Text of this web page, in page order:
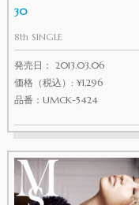
30
8th SINGLE
発売日： 2013.03.06
価格（税込）: ¥1,296
品番：UMCK-5424